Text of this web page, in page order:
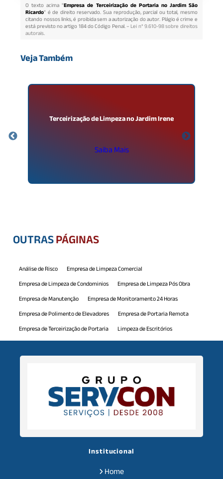
O texto acima "Empresa de Terceirização de Portaria no Jardim São
Ricardo" é de direito reservado. Sua reprodução, parcial ou total, mesmo
citando nossos links, é proibida sem a autorização do autor. Plágio é crime e
está previsto no artigo 184 do Código Penal. –Lei n° 9.610-98 sobre direitos
autorais.
Veja Também
Terceirização de Limpeza no Jardim Irene
Saiba Mais
OUTRASPÁGINAS
Análise de Risco
Empresa de Limpeza Comercial
Empresa de Limpeza de Condominios
Empresa de Limpeza Pós Obra
Empresa de Manutenção
Empresa de Monitoramento 24 Horas
Empresa de Polimento de Elevadores
Empresa de Portaria Remota
Empresa de Terceirização de Portaria
Limpeza de Escritórios
Limpeza de Piscina
Manutenção Comercial
Manutenção Predial
Monitoramento 24h
Mão de Obra Terceirizada
Portaria Virtual
Serviço de Jardinagem
Serviço de Monitoramento 24 Horas
Serviço de Portaria de Condominio
Serviço de Recepcionista
Serviços de Auxiliar de Limpeza
Serviços de Auxiliar de Serviços Gerais
Serviços de Limpeza Predial
Serviços de Terceirização
Institucional
Home